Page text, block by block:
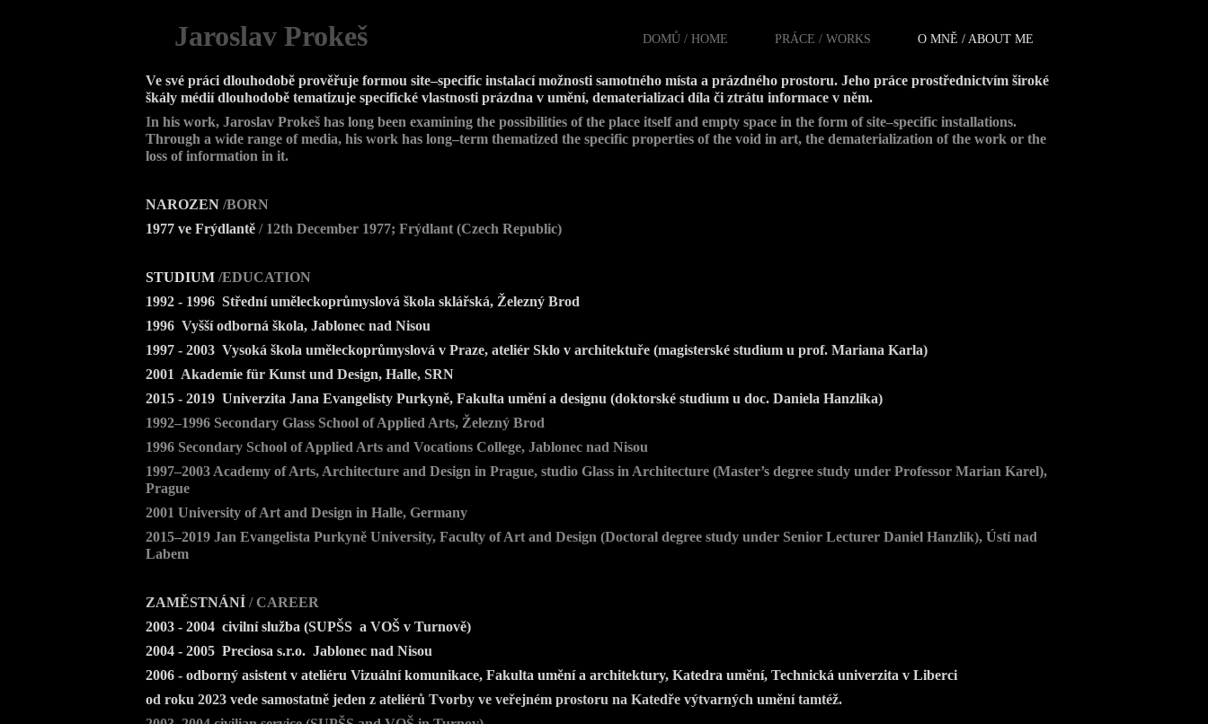
Jaroslav Prokeš DOMŮ / HOME PRÁCE / WORKS O MNĚ / ABOUT ME
Ve své práci dlouhodobě prověřuje formou site–specific instalací možnosti samotného místa a prázdného prostoru. Jeho práce prostřednictvím široké
škály médií dlouhodobě tematizuje specifické vlastnosti prázdna v umění, dematerializaci díla či ztrátu informace v něm.
In his work, Jaroslav Prokeš has long been examining the possibilities of the place itself and empty space in the form of site–specific installations.
Through a wide range of media, his work has long–term thematized the specific properties of the void in art, the dematerialization of the work or the
loss of information in it.
NAROZEN /BORN
1977 ve Frýdlantě / 12th December 1977; Frýdlant (Czech Republic)
STUDIUM /EDUCATION
1992 - 1996 Střední uměleckoprůmyslová škola sklářská, Železný Brod
1996 Vyšší odborná škola, Jablonec nad Nisou
1997 - 2003 Vysoká škola uměleckoprůmyslová v Praze, ateliér Sklo v architektuře (magisterské studium u prof. Mariana Karla)
2001 Akademie für Kunst und Design, Halle, SRN
2015 - 2019 Univerzita Jana Evangelisty Purkyně, Fakulta umění a designu (doktorské studium u doc. Daniela Hanzlíka)
1992–1996 Secondary Glass School of Applied Arts, Železný Brod
1996 Secondary School of Applied Arts and Vocations College, Jablonec nad Nisou
1997–2003 Academy of Arts, Architecture and Design in Prague, studio Glass in Architecture (Master’s degree study under Professor Marian Karel),
Prague
2001 University of Art and Design in Halle, Germany
2015–2019 Jan Evangelista Purkyně University, Faculty of Art and Design (Doctoral degree study under Senior Lecturer Daniel Hanzlík), Ústí nad
Labem
ZAMĚSTNÁNÍ /CAREER
2003 - 2004 civilní služba (SUPŠS a VOŠ v Turnově)
2004 - 2005 Preciosa s.r.o. Jablonec nad Nisou
2006 - odborný asistent v ateliéru Vizuální komunikace, Fakulta umění a architektury, Katedra umění, Technická univerzita v Liberci
od roku 2023 vede samostatně jeden z ateliérů Tvorby ve veřejném prostoru na Katedře výtvarných umění tamtéž.